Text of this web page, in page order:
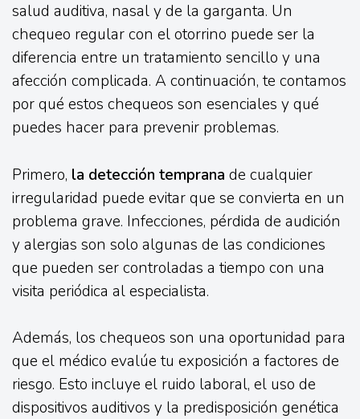
salud auditiva, nasal y de la garganta. Un
chequeo regular con el otorrino puede ser la
diferencia entre un tratamiento sencillo y una
afección complicada. A continuación, te contamos
por qué estos chequeos son esenciales y qué
puedes hacer para prevenir problemas.
Primero, la detección temprana de cualquier
irregularidad puede evitar que se convierta en un
problema grave. Infecciones, pérdida de audición
y alergias son solo algunas de las condiciones
que pueden ser controladas a tiempo con una
visita periódica al especialista.
Además, los chequeos son una oportunidad para
que el médico evalúe tu exposición a factores de
riesgo. Esto incluye el ruido laboral, el uso de
dispositivos auditivos y la predisposición genética